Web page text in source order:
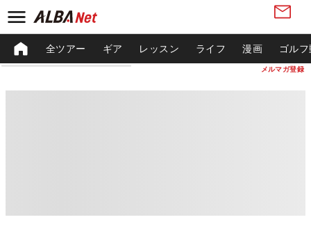
メルマガ登録
全ツアー ギア レッスン ライフ 漫画 ゴル